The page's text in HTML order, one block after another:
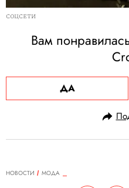
СОЦСЕТИ
Вам
ДА
НОВОСТИ
МОДА